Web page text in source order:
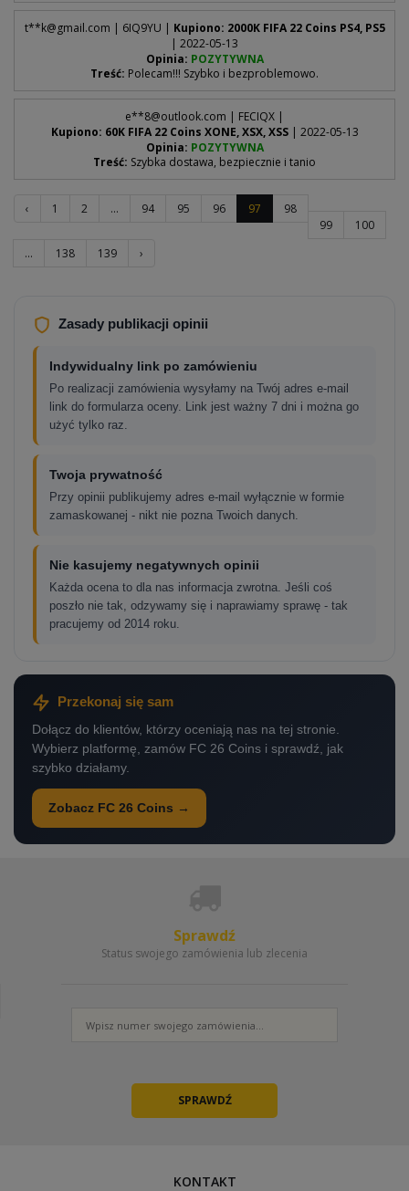
t**k@gmail.com | 6IQ9YU | Kupiono: 2000K FIFA 22 Coins PS4, PS5
| 2022-05-13
Opinia: POZYTYWNA
Treść: Polecam!!! Szybko i bezproblemowo.
e**8@outlook.com | FECIQX |
Kupiono: 60K FIFA 22 Coins XONE, XSX, XSS| 2022-05-13
Opinia: POZYTYWNA
Treść: Szybka dostawa, bezpiecznie i tanio
‹ 1 2 ... 94 95 96 97
98
99
100
...
138 139 ›
Zasady publikacji opinii
Indywidualny link po zamówieniu
Po realizacji zamówienia wysyłamy na Twój adres e-mail
link do formularza oceny. Link jest ważny 7 dni i można go
użyć tylko raz.
Twoja prywatność
Przy opinii publikujemy adres e-mail wyłącznie w formie
zamaskowanej - nikt nie pozna Twoich danych.
Nie kasujemy negatywnych opinii
Każda ocena to dla nas informacja zwrotna. Jeśli coś
poszło nie tak, odzywamy się i naprawiamy sprawę - tak
pracujemy od 2014 roku.
Przekonaj się sam
Dołącz do klientów, którzy oceniają nas na tej stronie.
Wybierz platformę, zamów FC 26 Coins i sprawdź, jak
szybko działamy.
Zobacz FC 26 Coins →
Sprawdź
Status swojego zamówienia lub zlecenia
KONTAKT